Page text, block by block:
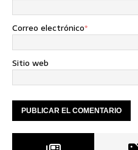
Correo electrónico*
Sitio web